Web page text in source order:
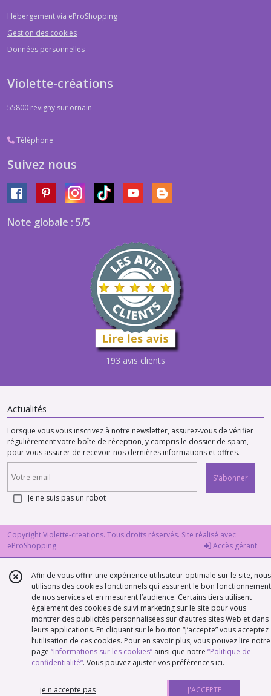
Hébergement via eProShopping
Gestion des cookies
Données personnelles
Violette-créations
55800 revigny sur ornain
Téléphone
Suivez nous
Note globale : 5/5
193 avis clients
Actualités
Lorsque vous vous inscrivez à notre newsletter, assurez-vous de vérifier
régulièrement votre boîte de réception, y compris le dossier de spam,
pour vous assurer de recevoir nos dernières informations et offres.
S'abonner
Je ne suis pas un robot
Copyright Violette-creations. Tous droits réservés. Site réalisé avec
eProShopping
Accès gérant
Afin de vous offrir une expérience utilisateur optimale sur le site, nous
utilisons des cookies fonctionnels qui assurent le bon fonctionnement
de nos services et en mesurent l’audience. Certains tiers utilisent
également des cookies de suivi marketing sur le site pour vous
montrer des publicités personnalisées sur d’autres sites Web et dans
leurs applications. En cliquant sur le bouton “J’accepte” vous acceptez
l’utilisation de ces cookies. Pour en savoir plus, vous pouvez lire notre
page “Informations sur les cookies” ainsi que notre “Politique de
confidentialité“. Vous pouvez ajuster vos préférences ici.
je n'accepte pas J'ACCEPTE